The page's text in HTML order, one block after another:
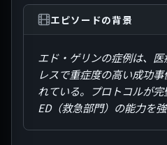
エピソードの背景
エド・ゲリンの症例は、
レスで重症度の高い成功
れている。プロトコルが
ED（救急部門）の能力を強